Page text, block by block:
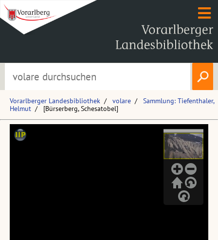
Vorarlberger Landesbibliothek volare
Sammlung: Tiefenthaler,
Helmut
[Bürserberg, Schesatobel]